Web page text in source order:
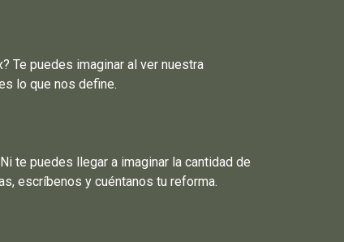
Te puedes imaginar al ver nuestra
lo que nos define.
te puedes llegar a imaginar la cantidad de
escríbenos y cuéntanos tu reforma.